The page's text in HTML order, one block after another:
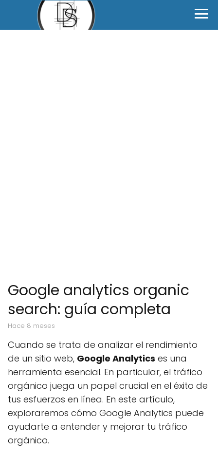
Google analytics organic
search: guía completa
hace 8 meses
Cuando se trata de analizar el rendimiento
de un sitio web, Google Analytics es una
herramienta esencial. En particular, el tráfico
orgánico juega un papel crucial en el éxito de
tus esfuerzos en línea. En este artículo,
exploraremos cómo Google Analytics puede
ayudarte a entender y mejorar tu tráfico
orgánico.